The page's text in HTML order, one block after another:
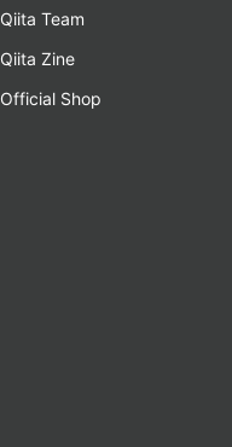
Qiita Team
Qiita Zine
Official Shop